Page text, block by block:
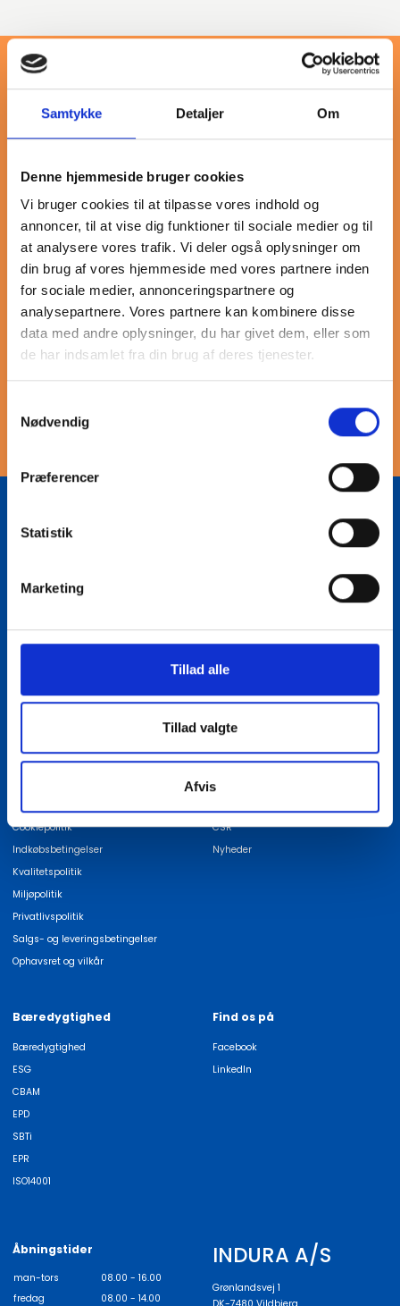
Samtykke Detaljer Om
Denne hjemmeside bruger cookies
Vi bruger cookies til at tilpasse vores indhold og
annoncer, til at vise dig funktioner til sociale medier og til
at analysere vores trafik. Vi deler også oplysninger om
din brug af vores hjemmeside med vores partnere inden
for sociale medier, annonceringspartnere og
analysepartnere. Vores partnere kan kombinere disse
data med andre oplysninger, du har givet dem, eller som
de har indsamlet fra din brug af deres tjenester.
Nødvendig
Præferencer
Statistik
Marketing
Tillad alle
Tillad valgte
Afvis
Mere om gevind slangestuds
Vores sortiment af gevindfittings i rustfrit stål inkluderer
tønde slange nipler, der er designet til at sikre en pålidelig
og tæt forbindelse i forskellige applikationer. Disse fittings
er ideelle til brug i miljøer, hvor korrosionsbestandighed er
afgørende. Med deres robuste konstruktion og præcise
gevind sikrer de en nem installation og langvarig ydeevne.
Vælg vores rustfrie tønde slange nipler for at opnå en
effektiv og holdbar løsning til dine rørledningssystemer. Hos
INDURA er vi dedikerede til at levere produkter af høj kvalitet,
der opfylder
ISO-certificeringer
Skræddersyet logistik
Job hos INDURA
Cookiepolitik
Indkøbsbetingelser
Kvalitetspolitik
Miljøpolitik
Privatlivspolitik
Salgs- og leveringsbetingelser
Ophavsret og vilkår
CSR
Nyheder
Bæredygtighed
Bæredygtighed
ESG
CBAM
EPD
SBTi
EPR
ISO14001
Find os på
Facebook
LinkedIn
Åbningstider
man-tors
08.00 - 16.00
fredag
08.00 - 14.00
INDURA A/S
Grønlandsvej 1